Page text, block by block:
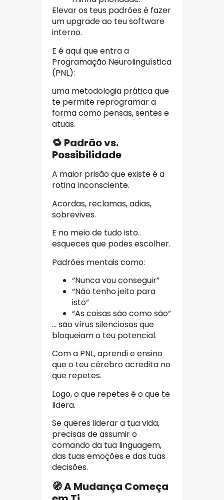
Elevar os teus padrões é fazer
um upgrade ao teu software
interno.
E é aqui que entra a
Programação Neurolinguística
(PNL):
uma metodologia prática que
te permite reprogramar a
forma como pensas, sentes e
atuas.
🔁 Padrão vs.
Possibilidade
A maior prisão que existe é a
rotina inconsciente.
Acordas, reclamas, adias,
sobrevives.
E no meio de tudo isto..
esqueces que podes escolher.
Padrões mentais como:
“Nunca vou conseguir”
“Não tenho jeito para
isto”
“As coisas são como são”
… são vírus silenciosos que
bloqueiam o teu potencial.
Com a PNL, aprendi e ensino
que o teu cérebro acredita no
que repetes.
Logo, o que repetes é o que te
lidera.
Se queres liderar a tua vida,
precisas de assumir o
comando da tua linguagem,
das tuas emoções e das tuas
decisões.
🧭 A Mudança Começa